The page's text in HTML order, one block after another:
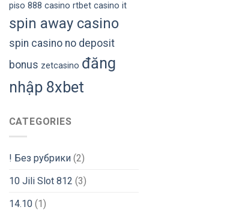
piso 888 casino rtbet casino it
spin away casino
spin casino no deposit
bonus zetcasino đăng
nhập 8xbet
CATEGORIES
! Без рубрики(2)
10 Jili Slot 812 (3)
14.10(1)